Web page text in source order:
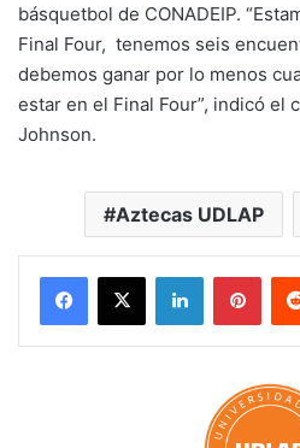
básquetbol de CONADEIP.
Final Four, tenemos seis
debemos ganar por lo menos
estar en el Final Four”, indicó el
Johnson.
Aztecas UDLAP
LinkedIn